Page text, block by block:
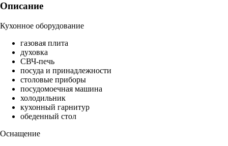
Описание
Кухонное оборудование
газовая плита
духовка
СВЧ-печь
посуда и принадлежности
столовые приборы
посудомоечная машина
холодильник
кухонный гарнитур
обеденный стол
Оснащение